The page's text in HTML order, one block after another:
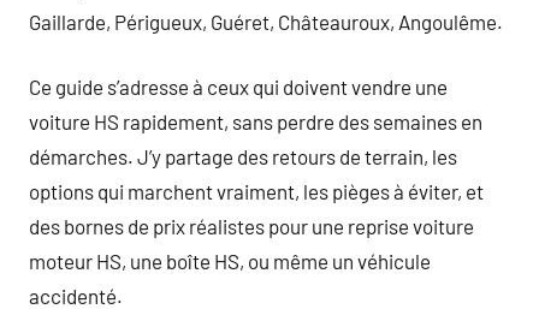
Gaillarde, Périgueux, Guéret, Châteauroux, Angoulême.
Ce guide s’adresse à ceux qui doivent vendre une
voiture HS rapidement, sans perdre des semaines en
démarches. J’y partage des retours de terrain, les
options qui marchent vraiment, les pièges à éviter, et
des bornes de prix réalistes pour une reprise voiture
moteur HS, une boîte HS, ou même un véhicule
accidenté.